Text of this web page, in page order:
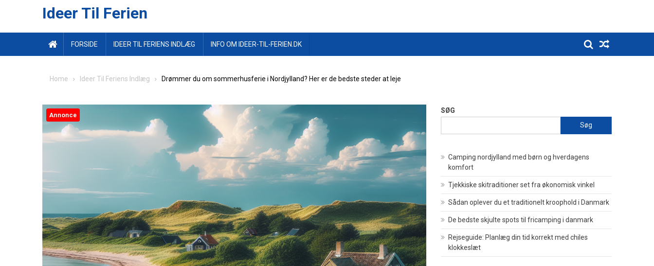
Ideer Til Ferien
FORSIDE IDEER TIL FERIENS INDLÆG INFO OM IDEER-TIL-FERIEN.DK
Home Ideer Til Feriens Indlæg Drømmer du om sommerhusferie i Nordjylland? Her er de bedste steder at leje
Annonce
SØG
Søg
Camping nordjylland med børn og hverdagens
komfort
Tjekkiske skitraditioner set fra økonomisk vinkel
Sådan oplever du et traditionelt kroophold i Danmark
De bedste skjulte spots til fricamping i danmark
Rejseguide: Planlæg din tid korrekt med chiles
klokkeslæt